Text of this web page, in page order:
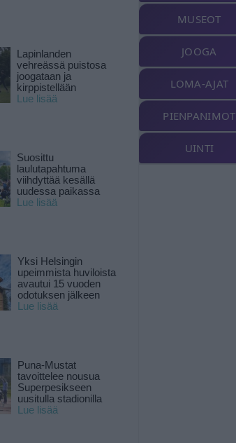
Lapinlanden
vehreässä puistosa
joogataan ja
kirppistellään
Lue lisää
Suosittu
laulutapahtuma
viihdyttää kesällä
uudessa paikassa
Lue lisää
Yksi Helsingin
upeimmista huviloista
avautui 15 vuoden
odotuksen jälkeen
Lue lisää
Puna-Mustat
tavoittelee nousua
Superpesikseen
uusitulla stadionilla
Lue lisää
MUSEOT
JOOGA
LOMA-AJAT
PIENPANIMOT
UINTI